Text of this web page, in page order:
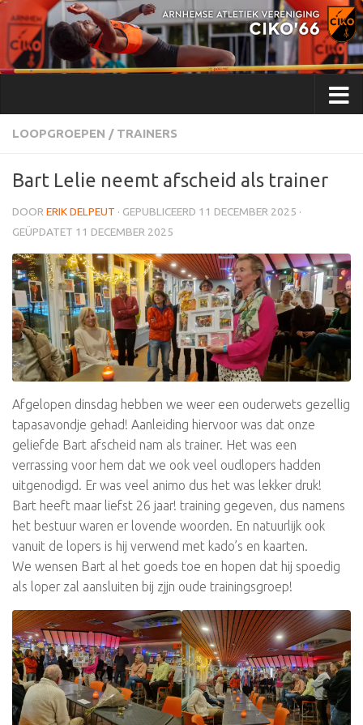
Doorgaan naar inhoud
LOOPGROEPEN / TRAINERS
Bart Lelie neemt afscheid als trainer
DOOR ERIK DELPEUT · GEPUBLICEERD 11 DECEMBER 2025 ·
GEÜPDATET 11 DECEMBER 2025
Afgelopen dinsdag hebben we weer een ouderwets gezellig
tapasavondje gehad! Aanleiding hiervoor was dat onze
geliefde Bart afscheid nam als trainer. Het was een
verrassing voor hem dat we ook veel oudlopers hadden
uitgenodigd. Er was veel animo dus het was lekker druk!
Bart heeft maar liefst 26 jaar! training gegeven, dus namens
het bestuur waren er lovende woorden. En natuurlijk ook
vanuit de lopers is hij verwend met kado’s en kaarten.
We wensen Bart al het goeds toe en hopen dat hij spoedig
als loper zal aansluiten bij zjjn oude trainingsgroep!